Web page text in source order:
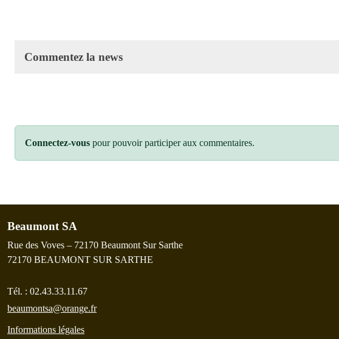
Commentez la news
Connectez-vous pour pouvoir participer aux commentaires.
Beaumont SA
Rue des Voves – 72170 Beaumont Sur Sarthe
72170 BEAUMONT SUR SARTHE
Tél. : 02.43.33.11.67
beaumontsa@orange.fr
Informations légales